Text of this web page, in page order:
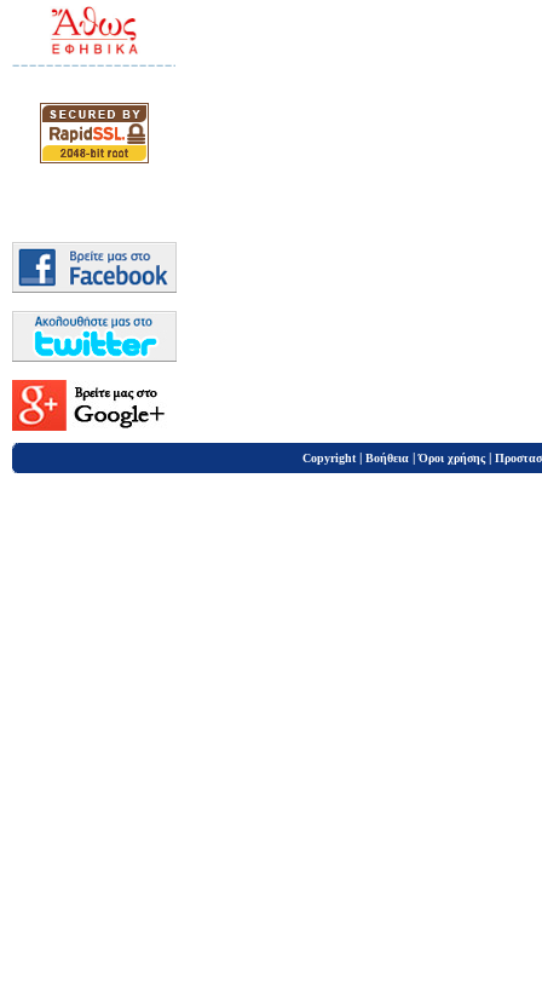
Copyright | Βοήθεια |Όροι χρήσης |